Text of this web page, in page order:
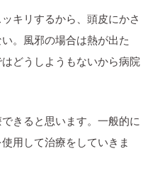
キリするから、頭皮にかさ
。風邪の場合は熱が出た
どうしようもないから病院
きると思います。一般的に
用して治療をしていきま